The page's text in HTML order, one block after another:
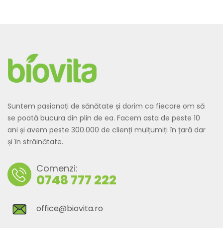
Suntem pasionați de sănătate și dorim ca fiecare om să
se poată bucura din plin de ea. Facem asta de peste 10
ani și avem peste 300.000 de clienți mulțumiți în țară dar
și în străinătate.
Comenzi:
0748 777 222
office@biovita.ro